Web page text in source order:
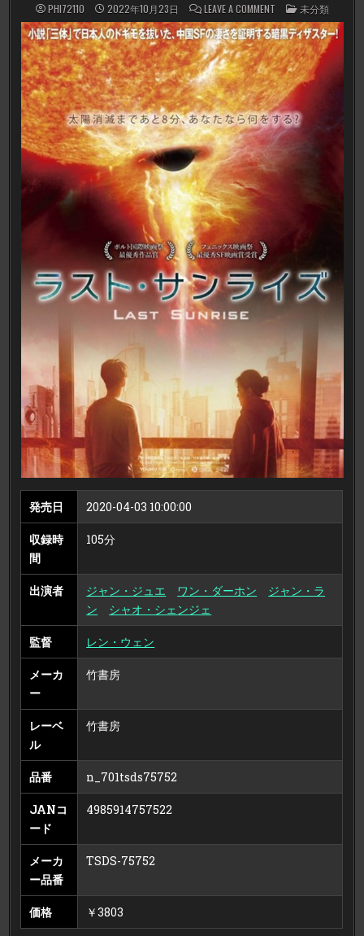
PHI72110 2022年10月23日 LEAVE A COMMENTON
ス
ト・
サ
ン
ラ
イ
ズ
POSTED
IN
未分類
発売日 2020-04-03 10:00:00
収録時
間
105分
出演者 ジャン・ジュエ ワン・ダーホン
ジャン・ラ
ン
シャオ・シェンジェ
監督 レン・ウェン
メーカ
ー
竹書房
レーベ
ル
竹書房
品番 n_701tsds75752
JANコ
ード
4985914757522
メーカ
ー品番
TSDS-75752
価格 ￥3803